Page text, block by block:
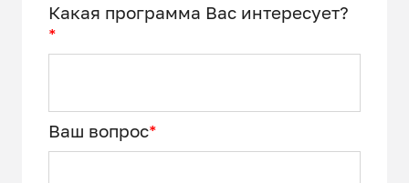
Какая программа Вас интересует?
*
Ваш вопрос*